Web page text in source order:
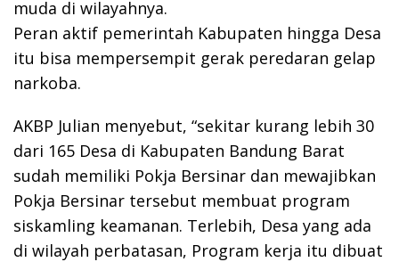
muda di wilayahnya.
Peran aktif pemerintah Kabupaten hingga Desa
itu bisa mempersempit gerak peredaran gelap
narkoba.
AKBP Julian menyebut, “sekitar kurang lebih 30
dari 165 Desa di Kabupaten Bandung Barat
sudah memiliki Pokja Bersinar dan mewajibkan
Pokja Bersinar tersebut membuat program
siskamling keamanan. Terlebih, Desa yang ada
di wilayah perbatasan, Program kerja itu dibuat